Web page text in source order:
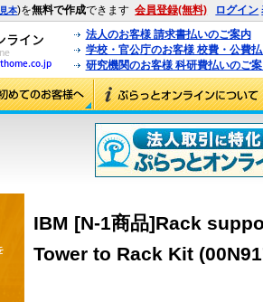
見本)を無料で作成できます 会員登録(無料) ログイン
法人のお客様 請求書払いのご案内
学校・官公庁のお客様 校費・公費
研究機関のお客様 科研費払いのご
IBM [N-1商品]Rack
Tower to Rack Kit